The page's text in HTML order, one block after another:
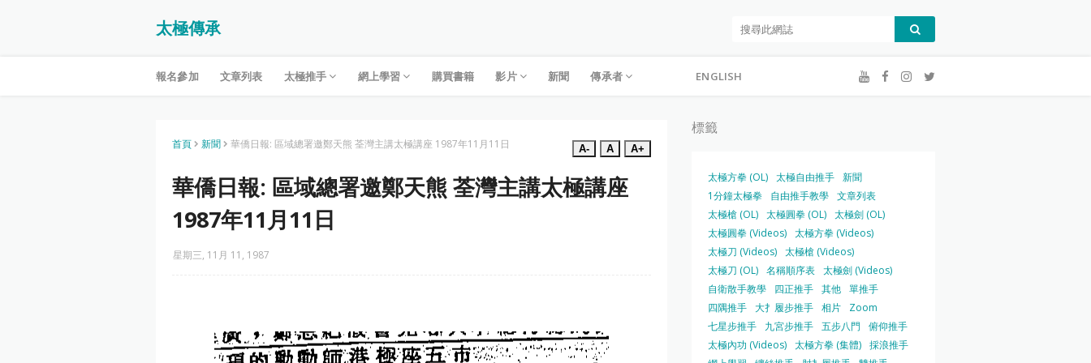
太極傳承
報名參加 文章列表 太極推手 網上學習 購買書籍 影片 新聞 傳承者 ENGLISH
首頁 新聞 華僑日報: 區域總署邀鄭天熊 荃灣主講太極講座 1987年11月11日 A- A A+
華僑日報: 區域總署邀鄭天熊 荃灣主講太極講座
1987年11月11日
星期三, 11月 11, 1987
標籤
太極方拳 (OL) 太極自由推手 新聞
1分鐘太極拳
自由推手教學 文章列表
太極槍 (OL) 太極圓拳 (OL) 太極劍 (OL)
太極圓拳 (Videos) 太極方拳 (Videos)
太極刀 (Videos) 太極槍 (Videos)
太極刀 (OL) 名稱順序表 太極劍 (Videos)
自衛散手教學
四正推手 其他 單推手
四隅推手 大扌履步推手 相片
Zoom
七星步推手
九宮步推手 五步八門
俯仰推手
太極內功 (Videos) 太極方拳 (集體) 採浪推手